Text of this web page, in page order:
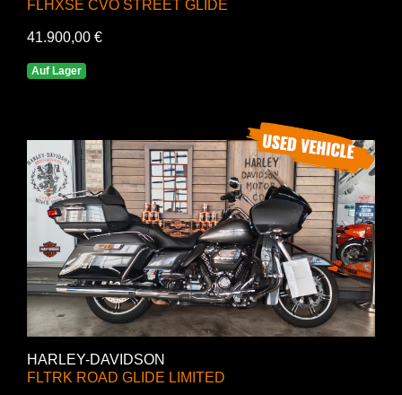
FLHXSE CVO STREET GLIDE
41.900,00 €
Auf Lager
HARLEY-DAVIDSON
FLTRK ROAD GLIDE LIMITED